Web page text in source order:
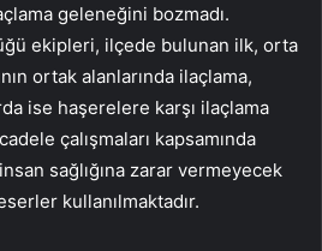
geleneğini bozmadı.
ekipleri, ilçede bulunan ilk, orta
ortak alanlarında ilaçlama,
ise haşerelere karşı ilaçlama
çalışmaları kapsamında
sağlığına zarar vermeyecek
kullanılmaktadır.